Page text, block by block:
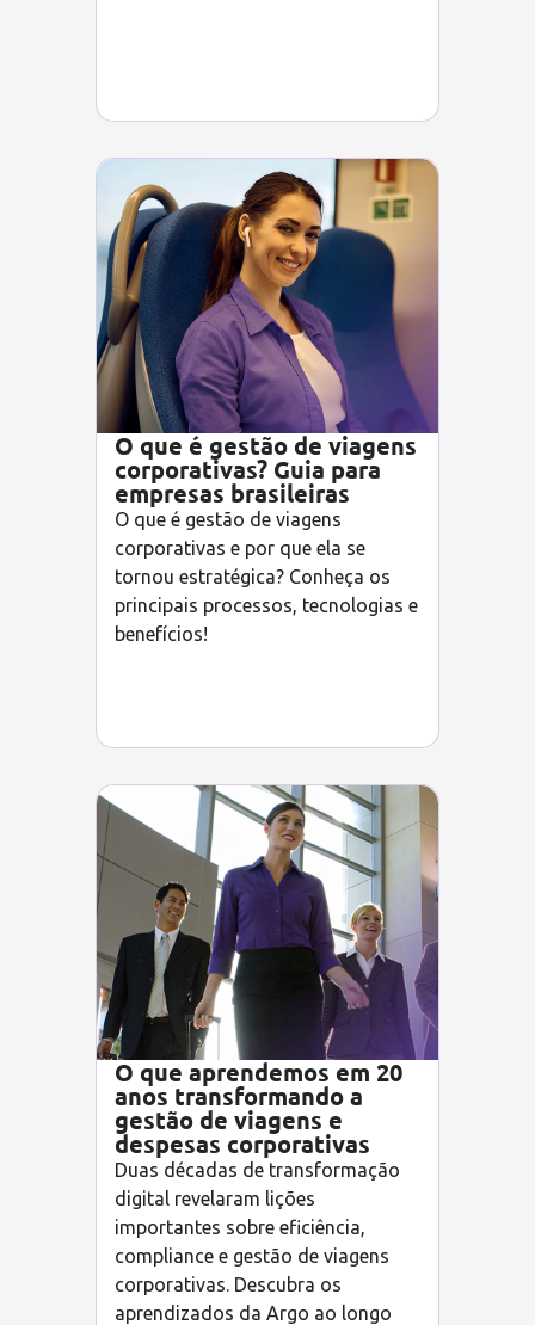
O que é gestão de viagens
corporativas? Guia para
empresas brasileiras
O que é gestão de viagens
corporativas e por que ela se
tornou estratégica? Conheça os
principais processos, tecnologias e
benefícios!
O que aprendemos em 20
anos transformando a
gestão de viagens e
despesas corporativas
Duas décadas de transformação
digital revelaram lições
importantes sobre eficiência,
compliance e gestão de viagens
corporativas. Descubra os
aprendizados da Argo ao longo